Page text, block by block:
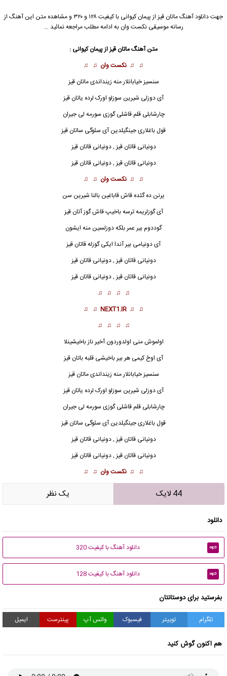
جهت دانلود آهنگ ماتان قیز از پیمان کیوانی با کیفیت ۱۲۸ و ۳۲۰ و مشاهده متن این آهنگ از
رسانه موسیقی نکست وان به ادامه مطلب مراجعه نمائید …
متن آهنگ ماتان قیز از پیمان کیوانی :
♫ ♫ نکست وان ♫ ♫
سنسیز خیابانلار منه زینداندیماتان قیز
آی دوزلی شیرین سوزلو اورک لرده یاتان قیز
چارشابلی قلم قاشلی گوزی سورمه لی جیران
قول باغلاری جینگیلدین آی سئوگی ساتان قیز
دونیانی قاتان قیز , دونیانی قاتان قیز
دونیانی قاتان قیز , دونیانی قاتان قیز
♫ ♫ نکست وان ♫ ♫
یرنن ده گئده قاش قاباغین بالنا شیرین سن
آی گوزلریمه ترسه باخیپ قاش گوز آتان قیز
گوددوم بیر عمر بلکه دوزلسین منه ایشون
آی دونیامی بیر آندا ایکی گوزله قاتان قیز
دونیانی قاتان قیز , دونیانی قاتان قیز
دونیانی قاتان قیز , دونیانی قاتان قیز
♫ ♫ ♫ ♫
♫ ♫
NEXT1.IR
♫ ♫
♫ ♫ ♫ ♫
اولموش منی اولدوردون آخیر ناز باخیشینلا
آی اوخ کیمی هر بیر باخیشی قلبه باتان قیز
سنسیز خیابانلار منه زینداندیماتان قیز
آی دوزلی شیرین سوزلو اورک لرده یاتان قیز
چارشابلی قلم قاشلی گوزی سورمه لی جیران
قول باغلاری جینگیلدین آی سئوگی ساتان قیز
دونیانی قاتان قیز , دونیانی قاتان قیز
دونیانی قاتان قیز , دونیانی قاتان قیز
♫ ♫ نکست وان ♫ ♫
44 لایک يک نظر
دانلود
mp3 دانلود آهنگ با کیفیت 320
mp3 دانلود آهنگ با کیفیت 128
بفرستید برای دوستانتان
تلگرام توییتر فیسبوک واتس آپ پینترست ایمیل
هم اکنون گوش کنید